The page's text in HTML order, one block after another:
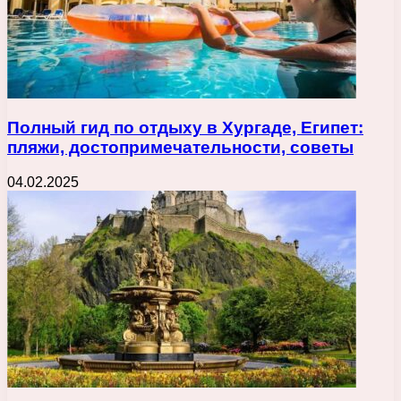
Полный гид по отдыху в Хургаде, Египет:
пляжи, достопримечательности, советы
04.02.2025